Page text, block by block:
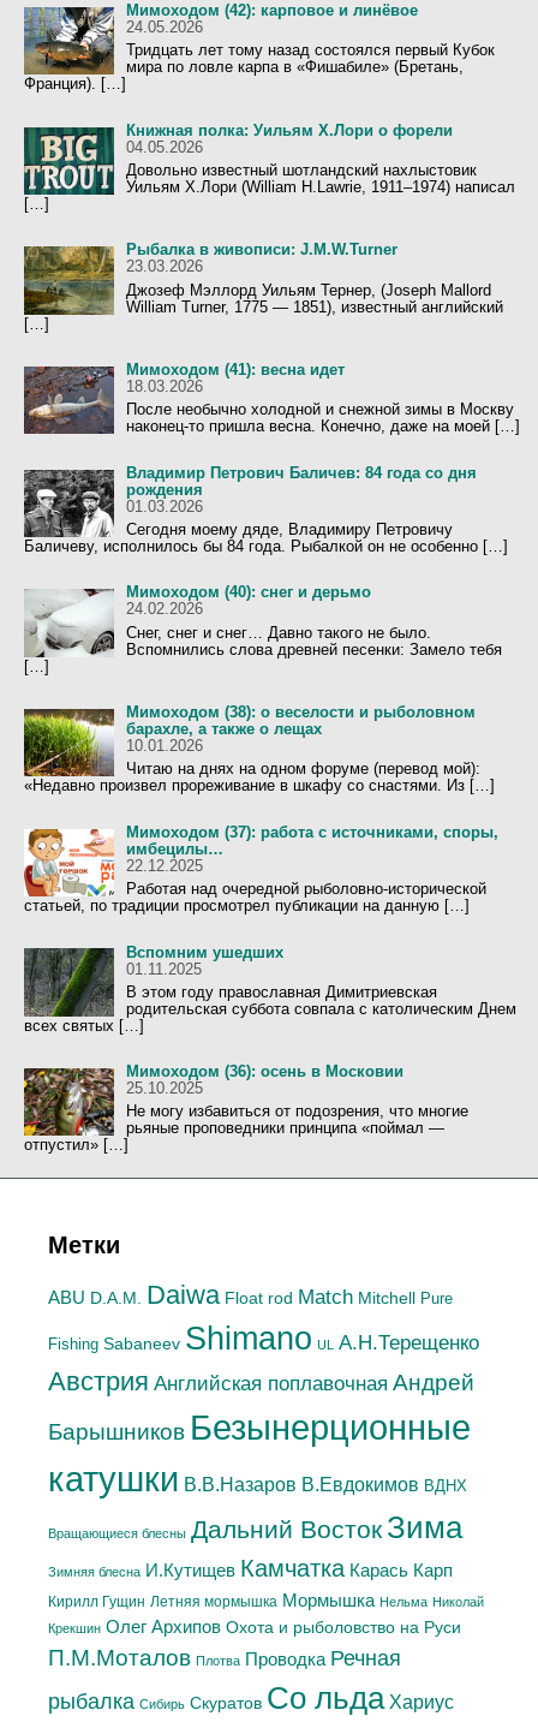
Мимоходом (42): карповое и линёвое
24.05.2026
Тридцать лет тому назад состоялся первый Кубок
мира по ловле карпа в «Фишабиле» (Бретань,
Франция). […]
Книжная полка: Уильям Х.Лори о форели
04.05.2026
Довольно известный шотландский нахлыстовик
Уильям Х.Лори (William H.Lawrie, 1911–1974) написал
[…]
Рыбалка в живописи: J.M.W.Turner
23.03.2026
Джозеф Мэллорд Уильям Тернер, (Joseph Mallord
William Turner, 1775 — 1851), известный английский
[…]
Мимоходом (41): весна идет
18.03.2026
После необычно холодной и снежной зимы в Москву
наконец-то пришла весна. Конечно, даже на моей […]
Владимир Петрович Баличев: 84 года со дня
рождения
01.03.2026
Сегодня моему дяде, Владимиру Петровичу
Баличеву, исполнилось бы 84 года. Рыбалкой он не особенно […]
Мимоходом (40): снег и дерьмо
24.02.2026
Снег, снег и снег… Давно такого не было.
Вспомнились слова древней песенки: Замело тебя
[…]
Мимоходом (38): о веселости и рыболовном
барахле, а также о лещах
10.01.2026
Читаю на днях на одном форуме (перевод мой):
«Недавно произвел прореживание в шкафу со снастями. Из […]
Мимоходом (37): работа с источниками, споры,
имбецилы…
22.12.2025
Работая над очередной рыболовно-исторической
статьей, по традиции просмотрел публикации на данную […]
Вспомним ушедших
01.11.2025
В этом году православная Димитриевская
родительская суббота совпала с католическим Днем
всех святых […]
Мимоходом (36): осень в Московии
25.10.2025
Не могу избавиться от подозрения, что многие
рьяные проповедники принципа «поймал —
отпустил» […]
Метки
ABU D.A.M. Daiwa Float rod Match Mitchell Pure
Fishing Sabaneev Shimano UL А.H.Терещенко
Австрия Английская поплавочная Андрей
Барышников Безынерционные
катушки В.В.Назаров В.Евдокимов ВДНХ
Вращающиеся блесны Дальний Восток Зима
Зимняя блесна И.Кутищев Камчатка Карась Карп
Кирилл Гущин Летняя мормышка Мормышка Нельма Николай
Крекшин Олег Архипов Охота и рыболовство на Руси
П.М.Моталов Плотва Проводка Речная
рыбалка Сибирь Скуратов Со льда Хариус